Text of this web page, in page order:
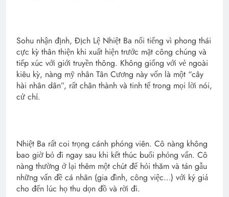
Sohu nhận định, Địch Lệ Nhiệt Ba nổi tiếng vì phong thái
cực kỳ thân thiện khi xuất hiện trước mặt công chúng và
tiếp xúc với giới truyền thông. Không giống với vẻ ngoài
kiêu kỳ, nàng mỹ nhân Tân Cương này vốn là một “cây
hài nhân dân”, rất chân thành và tinh tế trong mọi lời nói,
cử chỉ.
Nhiệt Ba rất coi trọng cánh phóng viên. Cô nàng không
bao giờ bỏ đi ngay sau khi kết thúc buổi phỏng vấn. Cô
nàng thường ở lại thêm một chút để hỏi thăm và tán gẫu
những vấn đề cá nhân (gia đình, công việc…) với ký giả
cho đến lúc họ thu dọn đồ và rời đi.